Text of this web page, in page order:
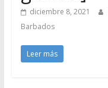
diciembre 8, 2021
Barbados
Leer más